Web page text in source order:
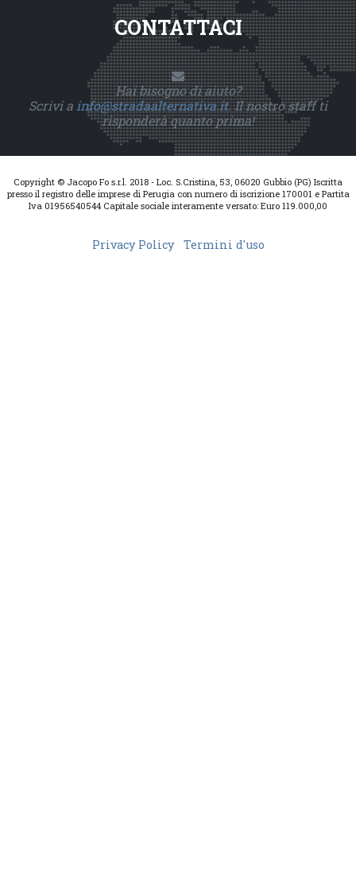
CONTATTACI
Hai bisogno di aiuto?
Scrivi a info@stradaalternativa.it. Il nostro staff ti
risponderà quanto prima!
Copyright © Jacopo Fo s.r.l. 2018 - Loc. S.Cristina, 53, 06020 Gubbio (PG) Iscritta
presso il registro delle imprese di Perugia con numero di iscrizione 170001 e Partita
Iva 01956540544 Capitale sociale interamente versato: Euro 119.000,00
Privacy Policy Termini d'uso